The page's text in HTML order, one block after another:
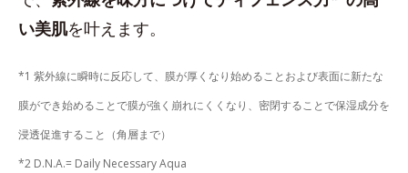
い美肌を叶えます。
*1 紫外線に瞬時に反応して、膜が厚くなり始めることおよび表面に新たな
膜ができ始めることで膜が強く崩れにくくなり、密閉することで保湿成分を
浸透促進すること（角層まで）
*2 D.N.A.= Daily Necessary Aqua